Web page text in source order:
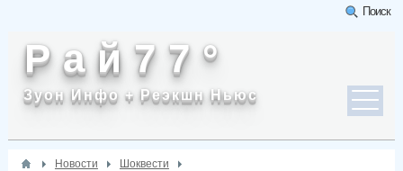
Поиск
Р а й 7 7 °
Зуон Инфо + Реэкшн Ньюс
Новости Шоквести